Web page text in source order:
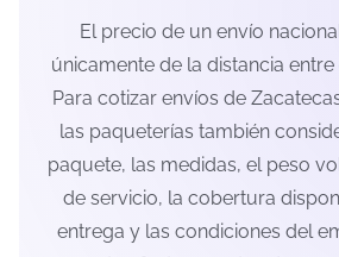
El precio de un envío
únicamente de la distancia
Para cotizar envíos de
las paqueterías también
paquete, las medidas, el peso
de servicio, la cobertura
entrega y las condiciones del